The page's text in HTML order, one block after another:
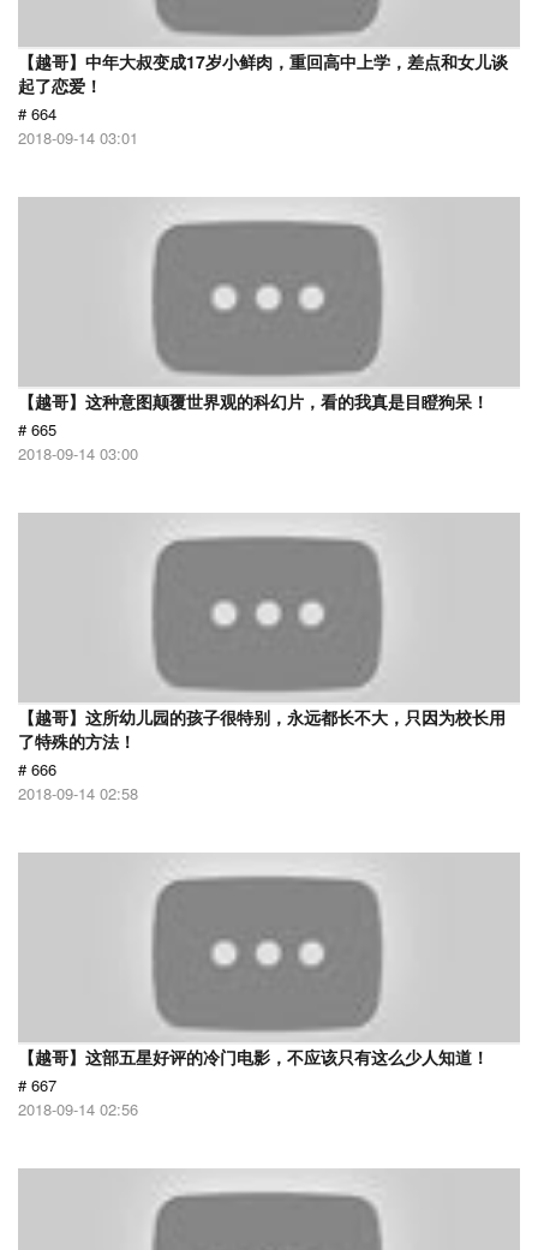
【越哥】中年大叔变成17岁小鲜肉，重回高中上学，差点和女儿谈
起了恋爱！
# 664
2018-09-14 03:01
【越哥】这种意图颠覆世界观的科幻片，看的我真是目瞪狗呆！
# 665
2018-09-14 03:00
【越哥】这所幼儿园的孩子很特别，永远都长不大，只因为校长用
了特殊的方法！
# 666
2018-09-14 02:58
【越哥】这部五星好评的冷门电影，不应该只有这么少人知道！
# 667
2018-09-14 02:56